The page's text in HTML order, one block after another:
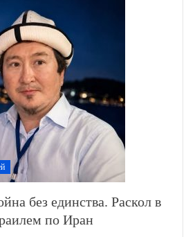
без единства. Раскол в
по Иран